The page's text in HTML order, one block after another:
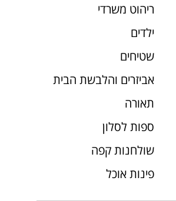
ריהוט משרדי
ילדים
שטיחים
אביזרים והלבשת הבית
תאורה
ספות לסלון
שולחנות קפה
פינות אוכל